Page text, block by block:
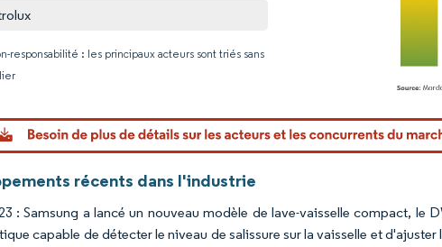
responsabilité : les principaux acteurs sont triés sans
Image © Mordor
récents dans l'industrie
: Samsung a lancé un nouveau modèle de lave-vaisselle compact, le
capable de détecter le niveau de salissure sur la vaisselle et